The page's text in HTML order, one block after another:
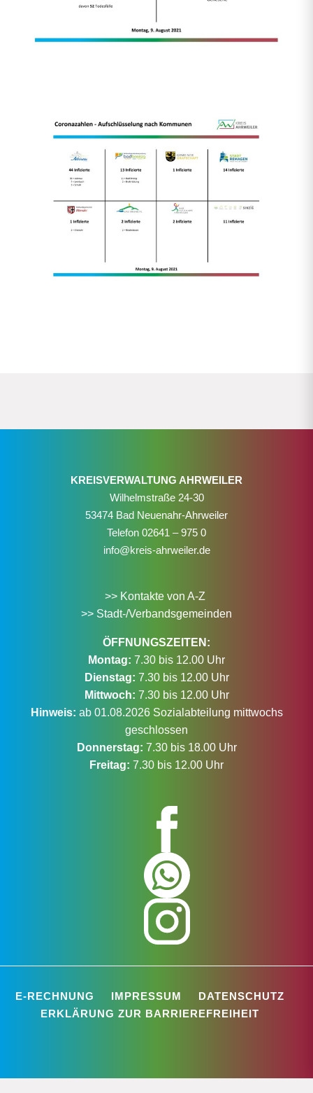
KREISVERWALTUNG AHRWEILER
Wilhelmstraße 24-30
53474 Bad Neuenahr-Ahrweiler
Telefon 02641 – 975 0
info@kreis-ahrweiler.de
>> Kontakte von A-Z
>> Stadt-/Verbandsgemeinden
ÖFFNUNGSZEITEN:
Montag: 7.30 bis 12.00 Uhr
Dienstag: 7.30 bis 12.00 Uhr
Mittwoch: 7.30 bis 12.00 Uhr
Hinweis: ab 01.08.2026 Sozialabteilung mittwochs
geschlossen
Donnerstag: 7.30 bis 18.00 Uhr
Freitag: 7.30 bis 12.00 Uhr
E-RECHNUNG IMPRESSUM
DATENSCHUTZ
ERKLÄRUNG ZUR BARRIEREFREIHEIT